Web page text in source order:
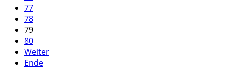
77
78
79
80
Weiter
Ende